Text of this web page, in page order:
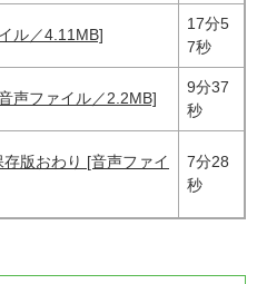
ル／4.11MB]
17分5
7秒
声ファイル／2.2MB]
9分37
秒
版おわり [音声ファイ
7分28
秒